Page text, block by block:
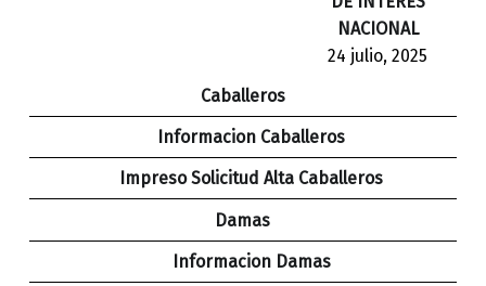
NACIONAL
24 julio, 2025
Caballeros
Informacion Caballeros
Impreso Solicitud Alta Caballeros
Damas
Informacion Damas